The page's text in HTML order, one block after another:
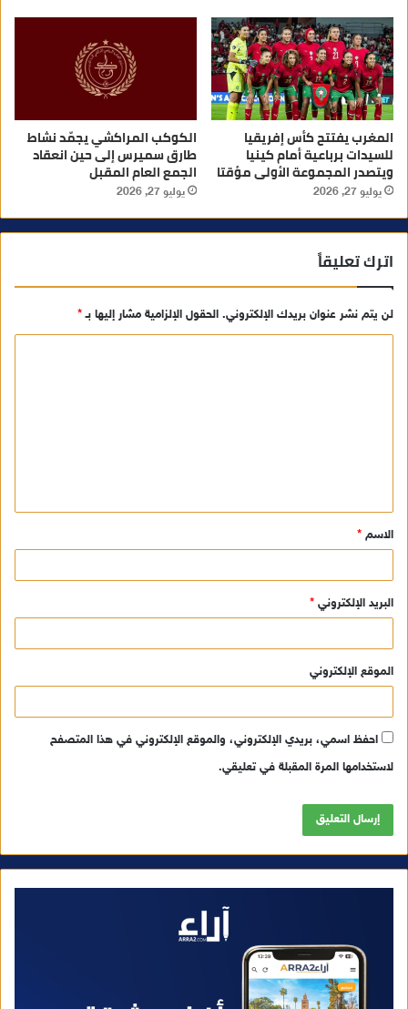
المغرب يفتتح كأس إفريقيا
للسيدات برباعية أمام كينيا
ويتصدر المجموعة الأولى مؤقتا
يوليو 27, 2026
الكوكب المراكشي يجمّد نشاط
طارق سميرس إلى حين انعقاد
الجمع العام المقبل
يوليو 27, 2026
اترك تعليقاً
لن يتم نشر عنوان بريدك الإلكتروني. الحقول الإلزامية مشار إليها بـ*
ق
*
الاسم *
البريد الإلكتروني *
الموقع الإلكتروني
احفظ اسمي، بريدي الإلكتروني، والموقع الإلكتروني في هذا المتصفح
لاستخدامها المرة المقبلة في تعليقي.